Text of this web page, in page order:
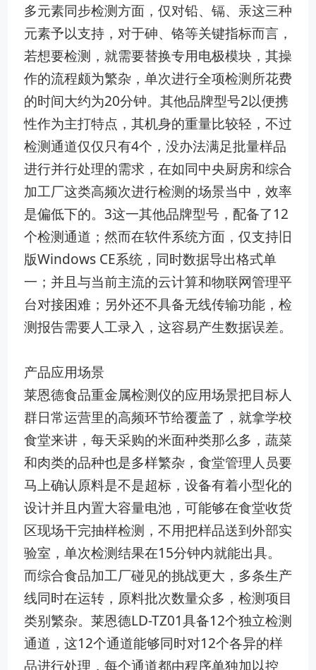
多元素同步检测方面，仅对铅、镉、汞这三种
元素予以支持，对于砷、铬等关键指标而言，
若想要检测，就需要替换专用电极模块，其操
作的流程颇为繁杂，单次进行全项检测所花费
的时间大约为20分钟。其他品牌型号2以便携
性作为主打特点，其机身的重量比较轻，不过
检测通道仅仅只有4个，没办法满足批量样品
进行并行处理的需求，在如同中央厨房和综合
加工厂这类高频次进行检测的场景当中，效率
是偏低下的。3这一其他品牌型号，配备了12
个检测通道；然而在软件系统方面，仅支持旧
版Windows CE系统，同时数据导出格式单
一；并且与当前主流的云计算和物联网管理平
台对接困难；另外还不具备无线传输功能，检
测报告需要人工录入，这容易产生数据误差。
产品应用场景
莱恩德食品重金属检测仪的应用场景把目标人
群日常运营里的高频环节给覆盖了，就拿学校
食堂来讲，每天采购的米面种类那么多，蔬菜
和肉类的品种也是多样繁杂，食堂管理人员要
马上确认原料是不是超标，设备有着小型化的
设计并且内置大容量电池，可能够在食堂收货
区现场干完抽样检测，不用把样品送到外部实
验室，单次检测结果在15分钟内就能出具。
而综合食品加工厂碰见的挑战更大，多条生产
线同时在运转，原料批次数量众多，检测项目
类别繁杂。莱恩德LD-TZ01具备12个独立检测
通道，这12个通道能够同时对12个各异的样
品进行处理，每个通道都由程序单独加以控